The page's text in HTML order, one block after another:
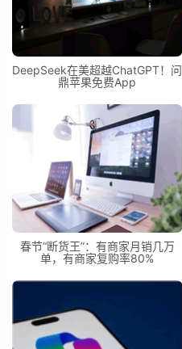
DeepSeek在美超越ChatGPT！问
鼎苹果免费App
春节“断货王”：有商家月销几万
单，有商家复购率80%